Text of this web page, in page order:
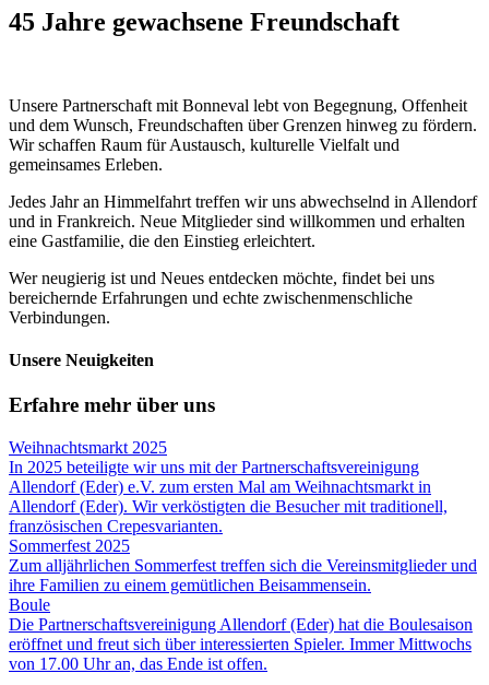
45 Jahre gewachsene Freundschaft
Unsere Partnerschaft mit Bonneval lebt von Begegnung, Offenheit
und dem Wunsch, Freundschaften über Grenzen hinweg zu fördern.
Wir schaffen Raum für Austausch, kulturelle Vielfalt und
gemeinsames Erleben.
Jedes Jahr an Himmelfahrt treffen wir uns abwechselnd in Allendorf
und in Frankreich. Neue Mitglieder sind willkommen und erhalten
eine Gastfamilie, die den Einstieg erleichtert.
Wer neugierig ist und Neues entdecken möchte, findet bei uns
bereichernde Erfahrungen und echte zwischenmenschliche
Verbindungen.
Unsere Neuigkeiten
Erfahre mehr über uns
Weihnachtsmarkt 2025
In 2025 beteiligte wir uns mit der Partnerschaftsvereinigung
Allendorf (Eder) e.V. zum ersten Mal am Weihnachtsmarkt in
Allendorf (Eder). Wir verköstigten die Besucher mit traditionell,
französischen Crepesvarianten.
Sommerfest 2025
Zum alljährlichen Sommerfest treffen sich die Vereinsmitglieder und
ihre Familien zu einem gemütlichen Beisammensein.
Boule
Die Partnerschaftsvereinigung Allendorf (Eder) hat die Boulesaison
eröffnet und freut sich über interessierten Spieler. Immer Mittwochs
von 17.00 Uhr an, das Ende ist offen.